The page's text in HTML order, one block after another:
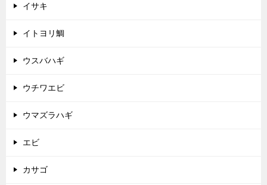
イサキ
イトヨリ鯛
ウスバハギ
ウチワエビ
ウマズラハギ
エビ
カサゴ